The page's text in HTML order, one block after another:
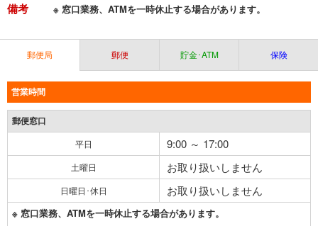
備考 ※ 窓口業務、ATMを一時休止する場合があります。
郵便局 郵便 貯金･ATM 保険
営業時間
郵便窓口
平日 9:00 ～ 17:00
土曜日 お取り扱いしません
日曜日･休日 お取り扱いしません
※ 窓口業務、ATMを一時休止する場合があります。